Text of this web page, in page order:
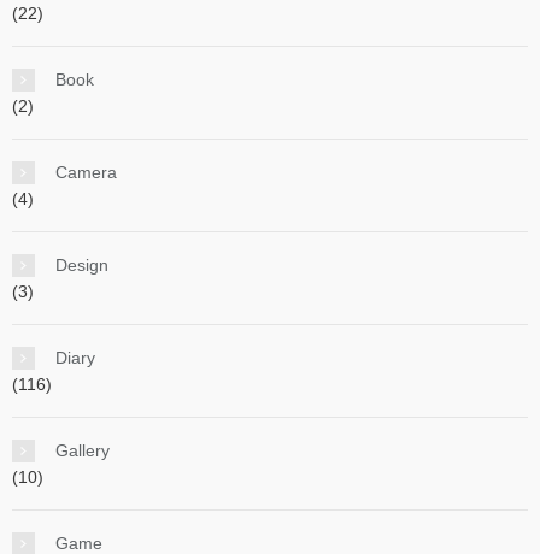
(22)
Book
(2)
Camera
(4)
Design
(3)
Diary
(116)
Gallery
(10)
Game